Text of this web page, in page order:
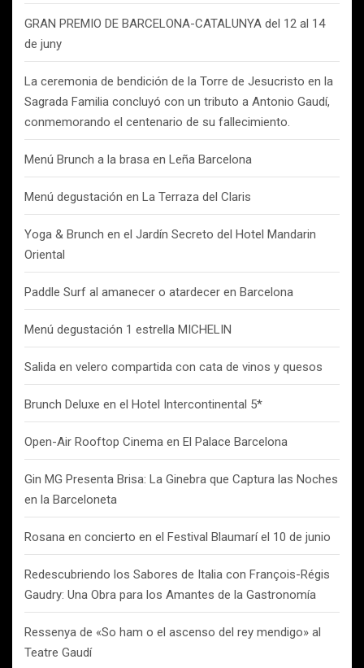
GRAN PREMIO DE BARCELONA-CATALUNYA del 12 al 14
de juny
La ceremonia de bendición de la Torre de Jesucristo en la
Sagrada Familia concluyó con un tributo a Antonio Gaudí,
conmemorando el centenario de su fallecimiento.
Menú Brunch a la brasa en Leña Barcelona
Menú degustación en La Terraza del Claris
Yoga & Brunch en el Jardín Secreto del Hotel Mandarin
Oriental
Paddle Surf al amanecer o atardecer en Barcelona
Menú degustación 1 estrella MICHELIN
Salida en velero compartida con cata de vinos y quesos
Brunch Deluxe en el Hotel Intercontinental 5*
Open-Air Rooftop Cinema en El Palace Barcelona
Gin MG Presenta Brisa: La Ginebra que Captura las Noches
en la Barceloneta
Rosana en concierto en el Festival Blaumarí el 10 de junio
Redescubriendo los Sabores de Italia con François-Régis
Gaudry: Una Obra para los Amantes de la Gastronomía
Ressenya de «So ham o el ascenso del rey mendigo» al
Teatre Gaudí